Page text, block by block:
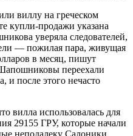
виллу на греческом
купли-продажи указана
уверяла следователей,
— пожилая пара, живущая
в месяц, пишут
переехали
и после этого нечасто
вилла использовалась для
29155 ГРУ, которые начали
неподалеку Салоники